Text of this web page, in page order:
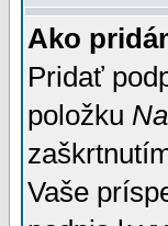
Ako
Pridať
položku
Vaše